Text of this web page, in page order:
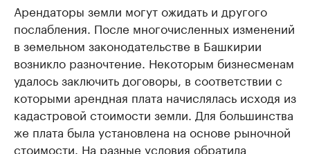
Арендаторы земли могут ожидать и другого
послабления. После многочисленных изменений
в земельном законодательстве в Башкирии
возникло разночтение. Некоторым бизнесменам
удалось заключить договоры, в соответствии с
которыми арендная плата начислялась исходя из
кадастровой стоимости земли. Для большинства
же плата была установлена на основе рыночной
стоимости. На разные условия обратила